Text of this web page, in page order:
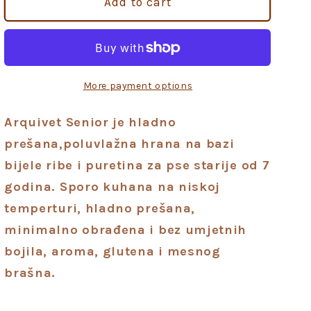
More payment options
Arquivet Senior je hladno
prešana,poluvlažna hrana na bazi
bijele ribe i puretina za pse starije od 7
godina. Sporo kuhana na niskoj
temperturi, hladno prešana,
minimalno obrađena i bez umjetnih
bojila, aroma, glutena i mesnog
brašna.